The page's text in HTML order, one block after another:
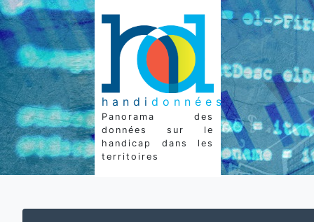
handi données
Panorama des
données sur le
handicap dans les
territoires